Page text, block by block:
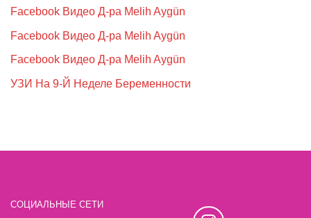
Facebook Видео Д-ра Melih Aygün
Facebook Видео Д-ра Melih Aygün
Facebook Видео Д-ра Melih Aygün
УЗИ На 9-Й Неделе Беременности
СОЦИАЛЬНЫЕ СЕТИ